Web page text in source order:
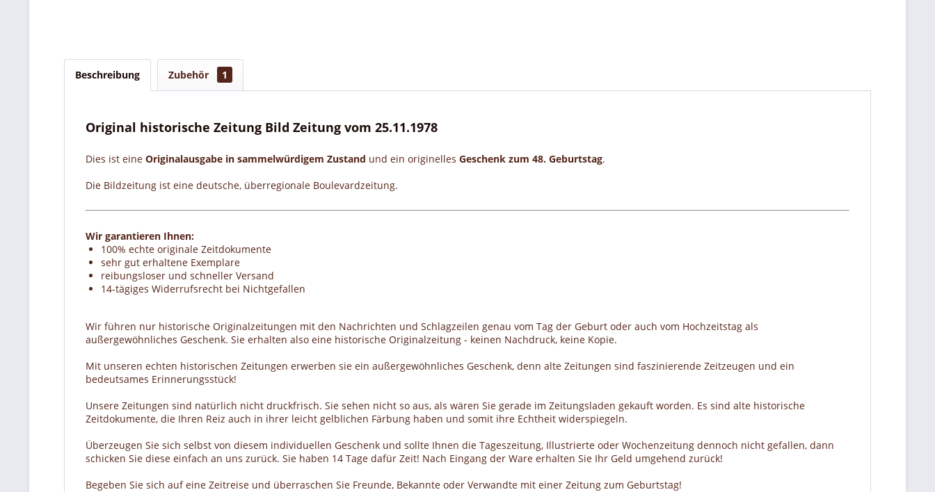
Beschreibung Zubehör 1
Original historische Zeitung Bild Zeitung vom 25.11.1978
Dies ist eine Originalausgabe in sammelwürdigem Zustand und ein originelles Geschenk zum 48. Geburtstag.
Die Bildzeitung ist eine deutsche, überregionale Boulevardzeitung.
Wir garantieren Ihnen:
100% echte originale Zeitdokumente
sehr gut erhaltene Exemplare
reibungsloser und schneller Versand
14-tägiges Widerrufsrecht bei Nichtgefallen
Wir führen nur historische Originalzeitungen mit den Nachrichten und Schlagzeilen genau vom Tag der Geburt oder auch vom Hochzeitstag als
außergewöhnliches Geschenk. Sie erhalten also eine historische Originalzeitung - keinen Nachdruck, keine Kopie.
Mit unseren echten historischen Zeitungen erwerben sie ein außergewöhnliches Geschenk, denn alte Zeitungen sind faszinierende Zeitzeugen und ein
bedeutsames Erinnerungsstück!
Unsere Zeitungen sind natürlich nicht druckfrisch. Sie sehen nicht so aus, als wären Sie gerade im Zeitungsladen gekauft worden. Es sind alte historische
Zeitdokumente, die Ihren Reiz auch in ihrer leicht gelblichen Färbung haben und somit ihre Echtheit widerspiegeln.
Überzeugen Sie sich selbst von diesem individuellen Geschenk und sollte Ihnen die Tageszeitung, Illustrierte oder Wochenzeitung dennoch nicht gefallen, dann
schicken Sie diese einfach an uns zurück. Sie haben 14 Tage dafür Zeit! Nach Eingang der Ware erhalten Sie Ihr Geld umgehend zurück!
Begeben Sie sich auf eine Zeitreise und überraschen Sie Freunde, Bekannte oder Verwandte mit einer Zeitung zum Geburtstag!